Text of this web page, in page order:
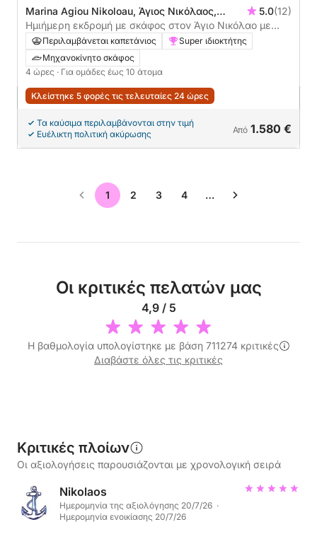
Marina Agiou Nikoloau, Άγιος Νικόλαος,
Ελλάδα
5.0(12)
Ημιήμερη εκδρομή με σκάφος στον Άγιο Νικόλαο με
μηχανοκίνητο σκάφος
Περιλαμβάνεται καπετάνιος
Super ιδιοκτήτης
Μηχανοκίνητο σκάφος
4 ώρες · Για ομάδες έως 10 άτομα
Κλείστηκε 5 φορές τις τελευταίες 24 ώρες
Τα καύσιμα περιλαμβάνονται στην τιμή
Ευέλικτη πολιτική ακύρωσης
Από 1.580 €
1 2 3 4 …
Οι κριτικές πελατών μας
4,9 / 5
Η βαθμολογία υπολογίστηκε με βάση 711274 κριτικές
Διαβάστε όλες τις κριτικές
Κριτικές πλοίων
Οι αξιολογήσεις παρουσιάζονται με χρονολογική σειρά
Nikolaos
Ημερομηνία της αξιολόγησης 20/7/26 ·
Ημερομηνία ενοικίασης 20/7/26